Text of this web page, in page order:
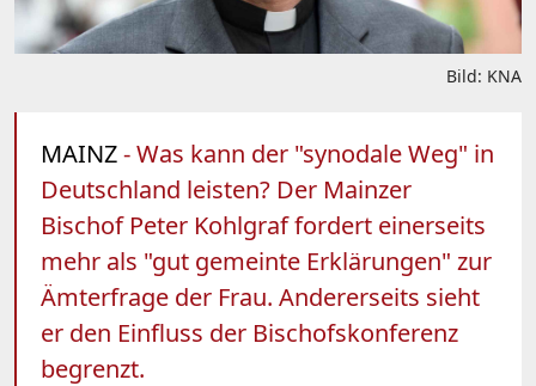
Bild: KNA
MAINZ- Was kann der "synodale Weg" in
Deutschland leisten? Der Mainzer
Bischof Peter Kohlgraf fordert einerseits
mehr als "gut gemeinte Erklärungen" zur
Ämterfrage der Frau. Andererseits sieht
er den Einfluss der Bischofskonferenz
begrenzt.